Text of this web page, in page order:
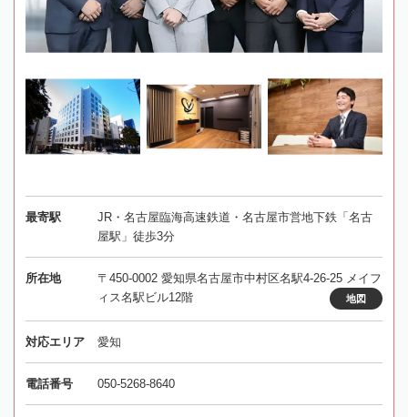
最寄駅
JR・名古屋臨海高速鉄道・名古屋市営地下鉄「名古
屋駅」徒歩3分
所在地
〒450-0002 愛知県名古屋市中村区名駅4-26-25 メイフ
ィス名駅ビル12階
地図
対応エリア 愛知
電話番号 050-5268-8640